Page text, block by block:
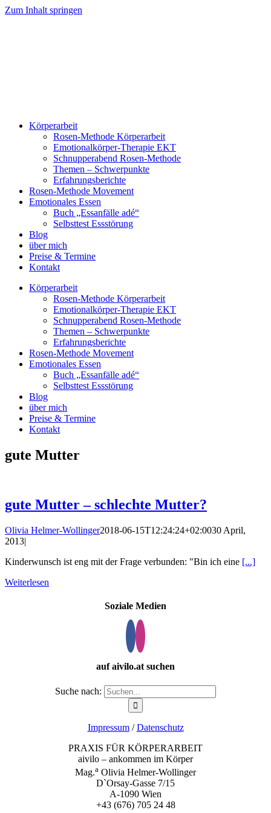
Zum Inhalt springen
Körperarbeit
Rosen-Methode Körperarbeit
Emotionalkörper-Therapie EKT
Schnupperabend Rosen-Methode
Themen – Schwerpunkte
Erfahrungsberichte
Rosen-Methode Movement
Emotionales Essen
Buch „Essanfälle adé“
Selbsttest Essstörung
Blog
über mich
Preise & Termine
Kontakt
Körperarbeit
Rosen-Methode Körperarbeit
Emotionalkörper-Therapie EKT
Schnupperabend Rosen-Methode
Themen – Schwerpunkte
Erfahrungsberichte
Rosen-Methode Movement
Emotionales Essen
Buch „Essanfälle adé“
Selbsttest Essstörung
Blog
über mich
Preise & Termine
Kontakt
gute Mutter
gute Mutter – schlechte Mutter?
Olivia Helmer-Wollinger2018-06-15T12:24:24+02:0030 April,
2013|
Kinderwunsch ist eng mit der Frage verbunden: "Bin ich eine [...]
Weiterlesen
Soziale Medien
auf aivilo.at suchen
Suche nach:
Impressum/Datenschutz
PRAXIS FÜR KÖRPERARBEIT
aivilo – ankommen im Körper
Mag.a Olivia Helmer-Wollinger
D`Orsay-Gasse 7/15
A-1090 Wien
+43 (676) 705 24 48